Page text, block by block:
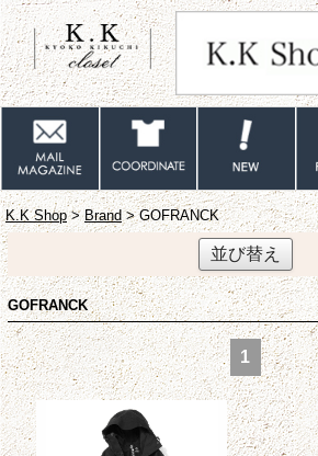
K.K Shop>Brand> GOFRANCK
並び替え
GOFRANCK
1